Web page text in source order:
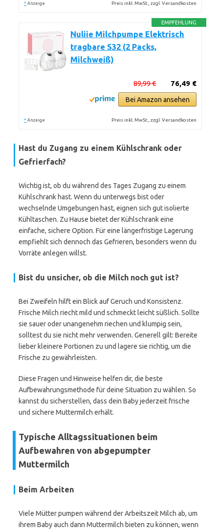
* Anzeige Preis inkl. MwSt., zzgl. Versandkosten
EMPFEHLUNG
Nuliie Milchpumpe Elektrisch
tragbare S32 (2 Packs,
Milchweiß)
76,49 €
89,99 €
Bei Amazon ansehen
* Anzeige Preis inkl. MwSt., zzgl. Versandkosten
Hast du Zugang zu einem Kühlschrank oder
Gefrierfach?
Wichtig ist, ob du während des Tages Zugang zu einem
Kühlschrank hast. Wenn du unterwegs bist oder
wechselnde Umgebungen hast, eignen sich gut isolierte
Kühltaschen. Zu Hause bietet der Kühlschrank eine
einfache, sichere Option. Für eine längerfristige Lagerung
empfiehlt sich dennoch das Gefrieren, besonders wenn du
Vorräte anlegen willst.
Bist du unsicher, ob die Milch noch gut ist?
Bei Zweifeln hilft ein Blick auf Geruch und Konsistenz.
Frische Milch riecht mild und schmeckt leicht süßlich. Sollte
sie sauer oder unangenehm riechen und klumpig sein,
solltest du sie nicht mehr verwenden. Generell gilt: Bereite
lieber kleinere Portionen zu und lagere sie richtig, um die
Frische zu gewährleisten.
Diese Fragen und Hinweise helfen dir, die beste
Aufbewahrungsmethode für deine Situation zu wählen. So
kannst du sicherstellen, dass dein Baby jederzeit frische
und sichere Muttermilch erhält.
Typische Alltagssituationen beim
Aufbewahren von abgepumpter
Muttermilch
Beim Arbeiten
Viele Mütter pumpen während der Arbeitszeit Milch ab, um
ihrem Baby auch dann Muttermilch bieten zu können, wenn